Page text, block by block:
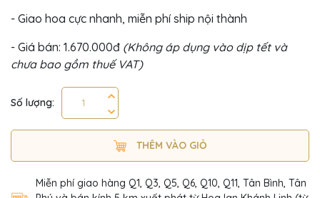
- Giao hoa cực nhanh, miễn phí ship nội thành
- Giá bán: 1.670.000đ (Không áp dụng vào dịp tết và
chưa bao gồm thuế VAT)
Số lượng:
THÊM VÀO GIỎ
Miễn phí giao hàng Q1, Q3, Q5, Q6, Q10, Q11, Tân Bình, Tân